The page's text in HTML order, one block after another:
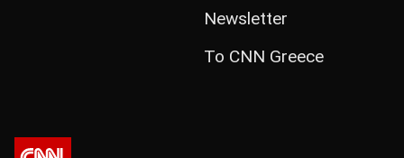
Newsletter
Το CNN Greece